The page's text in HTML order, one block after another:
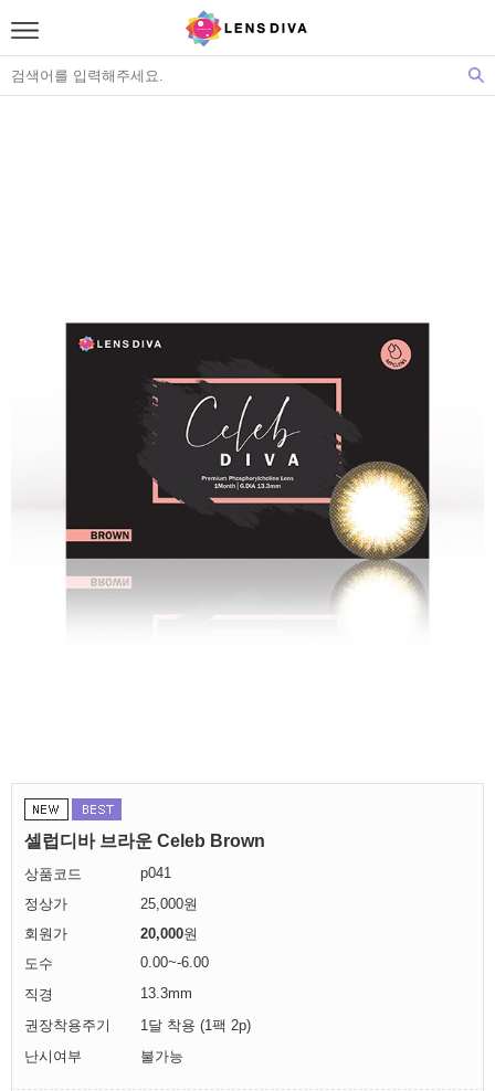
셀럽디바 브라운 Celeb Brown
상품코드
p041
정상가
25,000원
회원가
20,000원
도수
0.00~-6.00
직경
13.3mm
권장착용주기
1달 착용 (1팩 2p)
난시여부
불가능